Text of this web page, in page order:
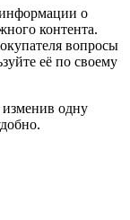
о
контента.
вопросы
её по своему
изменив одну